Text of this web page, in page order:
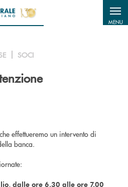
MENU
SOCI
effettueremo un intervento di
banca.
, dalle ore 6.30 alle ore 7.00